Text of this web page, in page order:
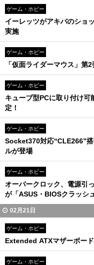
ゲーム・ホビー
イーレッツがアキバのショ
実施
ゲーム・ホビー
「仮面ライダーマウス」第2
ゲーム・ホビー
キューブ型PCに取り付け
定！
ゲーム・ホビー
Socket370対応“CLE266”
ルが登場
ゲーム・ホビー
オーバークロック、電源引
が「ASUS・BIOSクラッシ
02月21日
ゲーム・ホビー
Extended ATXマザーボー
ゲーム・ホビー